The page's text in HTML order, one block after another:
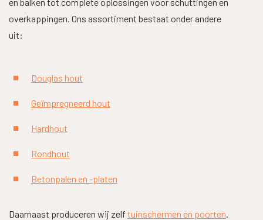
overkappingen. Ons assortiment bestaat onder andere
uit:
Douglas hout
Geïmpregneerd hout
Hardhout
Rondhout
Betonpalen en -platen
Daarnaast produceren wij zelf tuinschermen en poorten.